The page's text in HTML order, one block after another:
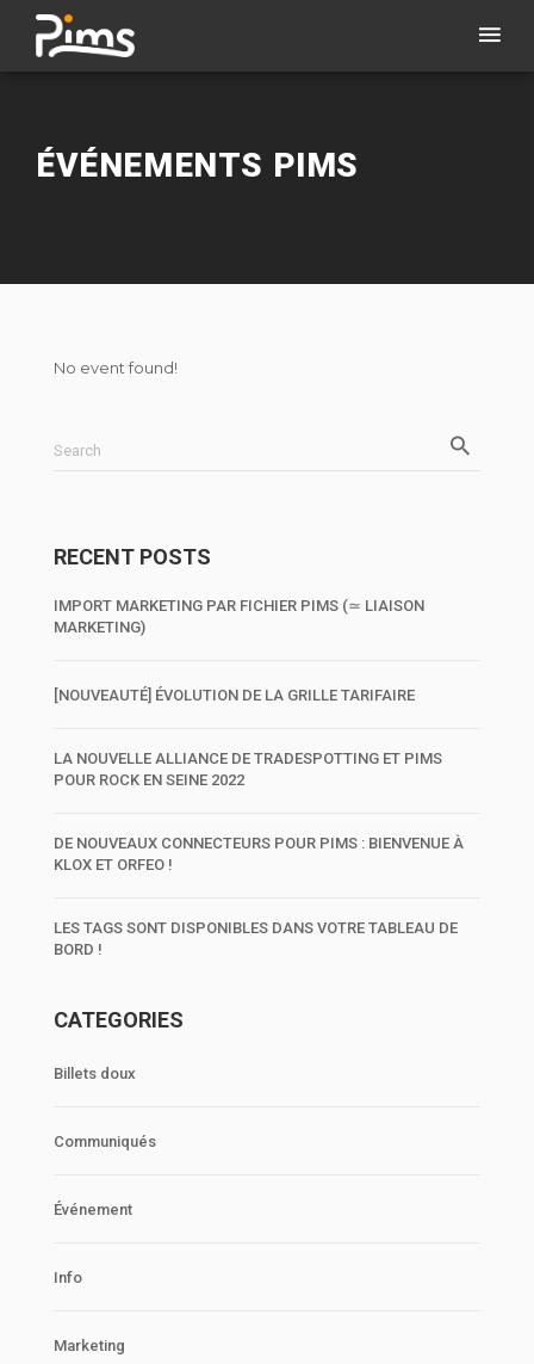
ÉVÉNEMENTS PIMS
No event found!
Search
RECENT POSTS
IMPORT MARKETING PAR FICHIER PIMS (≃ LIAISON
MARKETING)
[NOUVEAUTÉ] ÉVOLUTION DE LA GRILLE TARIFAIRE
LA NOUVELLE ALLIANCE DE TRADESPOTTING ET PIMS
POUR ROCK EN SEINE 2022
DE NOUVEAUX CONNECTEURS POUR PIMS : BIENVENUE À
KLOX ET ORFEO !
LES TAGS SONT DISPONIBLES DANS VOTRE TABLEAU DE
BORD !
CATEGORIES
Billets doux
Communiqués
Événement
Info
Marketing